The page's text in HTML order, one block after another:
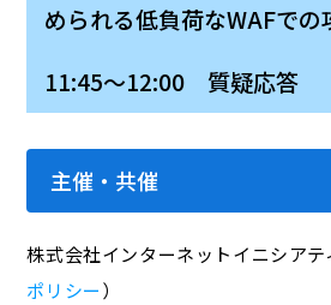
められる低負荷なWAFでの
11:45～12:00 質疑応答
主催・共催
株式会社インターネットイニシアテ
ポリシー）